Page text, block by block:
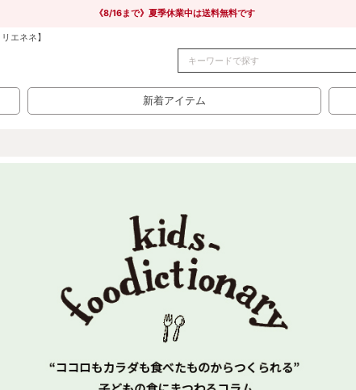
《8/16まで》夏季休業中は送料無料です
エネネ】
新着アイテム